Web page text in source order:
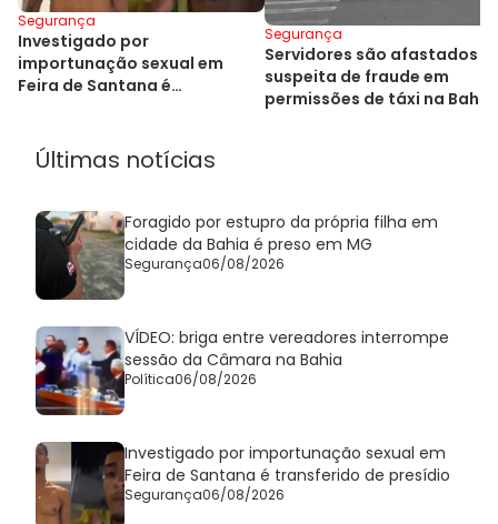
Segurança
Investigado por
importunação sexual em
Feira de Santana é
Segurança
Servidores são afastados
suspeita de fraude em
permissões de táxi na Bahia
Últimas notícias
Foragido por estupro da própria filha em
cidade da Bahia é preso em MG
Segurança06/08/2026
VÍDEO: briga entre vereadores interrompe
sessão da Câmara na Bahia
Política06/08/2026
Investigado por importunação sexual em
Feira de Santana é transferido de presídio
Segurança06/08/2026